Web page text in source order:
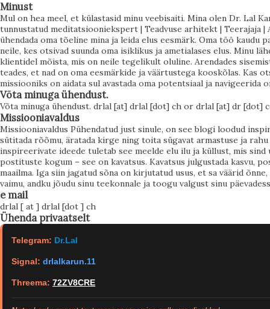
lärmakalt. Ta ei hüüa: “Kuula mind!” Ta on vaikne, lihtne ja
sageli nii lähedal, et sa isegi ei märka teda. Näiteks: Tõde
on, et sul on rohkem võimalusi, kui sa arvad. Tõde on, et sa
ei ole oma mineviku vang. Tõde on, et sinu mõtted
kujundavad sinu kogemuse. Aga mõistus… oh, see on nagu
talvine tu...
Minust
Mul on hea meel, et külastasid minu veebisaiti. Mina olen Dr. Lal
tunnustatud meditatsiooniekspert | Teadvuse arhitekt | Teerajaja
ühendada oma tõeline mina ja leida elus eesmärk. Oma töö
neile, kes otsivad suunda oma isiklikus ja ametialases elus. Minu
klientidel mõista, mis on neile tegelikult oluline. Arendades
teades, et nad on oma eesmärkide ja väärtustega kooskõlas. Kas
missiooniks on aidata sul avastada oma potentsiaal ja navigeerida
Võta minuga ühendust.
Võta minuga ühendust. drlal [at] drlal [dot] ch or drlal [at] dr [dot]
Missiooniavaldus
Missiooniavaldus Pühendatud just sinule, on see blogi loodud
sütitada rõõmu, äratada kirge ning toita sügavat armastuse ja
inspireerivate ideede tuletab see meelde elu ilu ja küllust, mis
postituste kogum – see on kavatsus. Kavatsus julgustada kasvu,
maailma. Iga siin jagatud sõna on kirjutatud usus, et sa väärid
vaimu, andku jõudu sinu teekonnale ja toogu valgust sinu
e mail
drlal [ at ] drlal [dot ] ch
Ühenda privaatselt
Telegram: Dr.Lal
Signal: drlalkarun.11
Threema: 72ZV8CRE